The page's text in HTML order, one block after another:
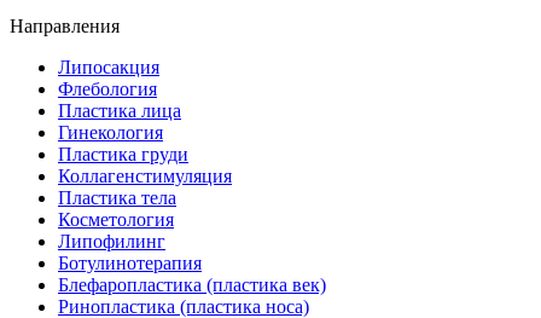
Направления
Липосакция
Флебология
Пластика лица
Гинекология
Пластика груди
Коллагенстимуляция
Пластика тела
Косметология
Липофилинг
Ботулинотерапия
Блефаропластика (пластика век)
Ринопластика (пластика носа)